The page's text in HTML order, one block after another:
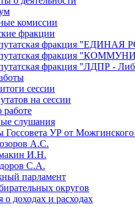
комиссии
фракции
фракция "ЕДИНАЯ
фракция
фракция "ЛДПР -
сессии
на сессии
слушания
Госсовета УР от Можгинского
А.С.
И.Н.
С.А.
парламент
округов
о доходах и расходах